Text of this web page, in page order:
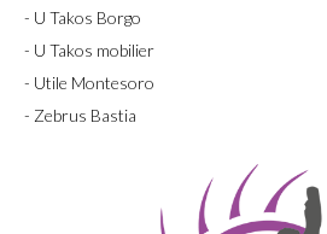
- U Takos Borgo
- U Takos mobilier
- Utile Montesoro
- Zebrus Bastia